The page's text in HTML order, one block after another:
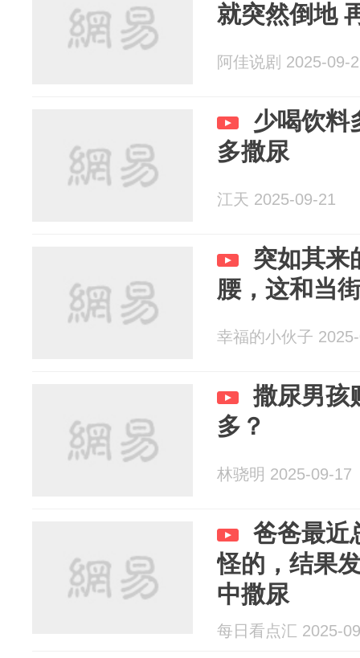
就突然倒地
阿佳说剧 2025-09-
少喝饮料
多撒尿
江天 2025-09-21
突如其来
腰，这和当
幸福的小伙子
撒尿男孩
多？
林骁明 2025-09-17
爸爸最近
怪的，结果
中撒尿
每日看点汇 2025-